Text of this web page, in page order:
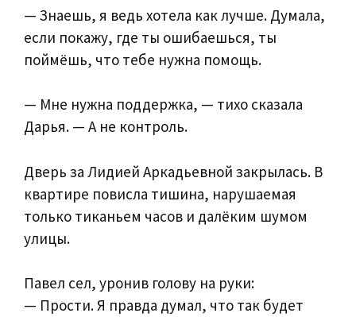
— Знаешь, я ведь хотела как лучше. Думала,
если покажу, где ты ошибаешься, ты
поймёшь, что тебе нужна помощь.
— Мне нужна поддержка, — тихо сказала
Дарья. — А не контроль.
Дверь за Лидией Аркадьевной закрылась. В
квартире повисла тишина, нарушаемая
только тиканьем часов и далёким шумом
улицы.
Павел сел, уронив голову на руки:
— Прости. Я правда думал, что так будет